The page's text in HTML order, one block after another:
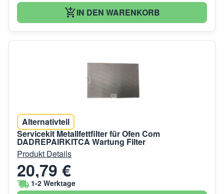
IN DEN WARENKORB
Alternativteil
Servicekit Metallfettfilter für Ofen Com
DADREPAIRKITCA Wartung Filter
Produkt Details
20,79 €
1-2 Werktage